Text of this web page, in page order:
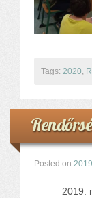
Tags: 2020
Posted on